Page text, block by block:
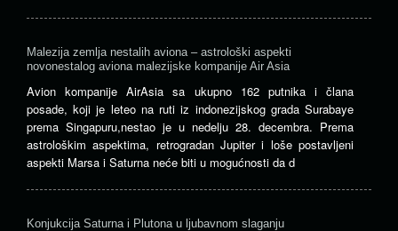
Malezija zemlja nestalih aviona – astrološki aspekti
novonestalog aviona malezijske kompanije Air Asia
Avion kompanije AirAsia sa ukupno 162 putnika i člana
posade, koji je leteo na ruti iz indonezijskog grada Surabaye
prema Singapuru,nestao je u nedelju 28. decembra. Prema
astrološkim aspektima, retrogradan Jupiter i loše postavljeni
aspekti Marsa i Saturna neće biti u mogućnosti da d
Konjukcija Saturna i Plutona u ljubavnom slaganju